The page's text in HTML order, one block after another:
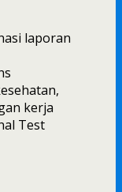
laporan
kerja
Test